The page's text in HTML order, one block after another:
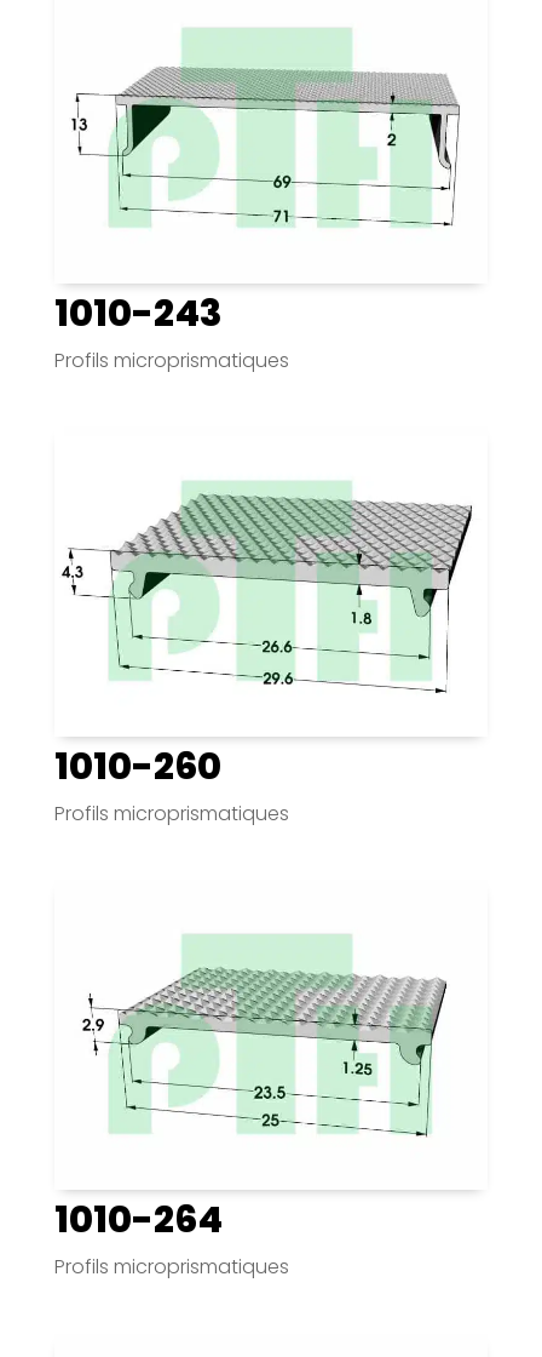
1010-243
Profils microprismatiques
1010-260
Profils microprismatiques
1010-264
Profils microprismatiques